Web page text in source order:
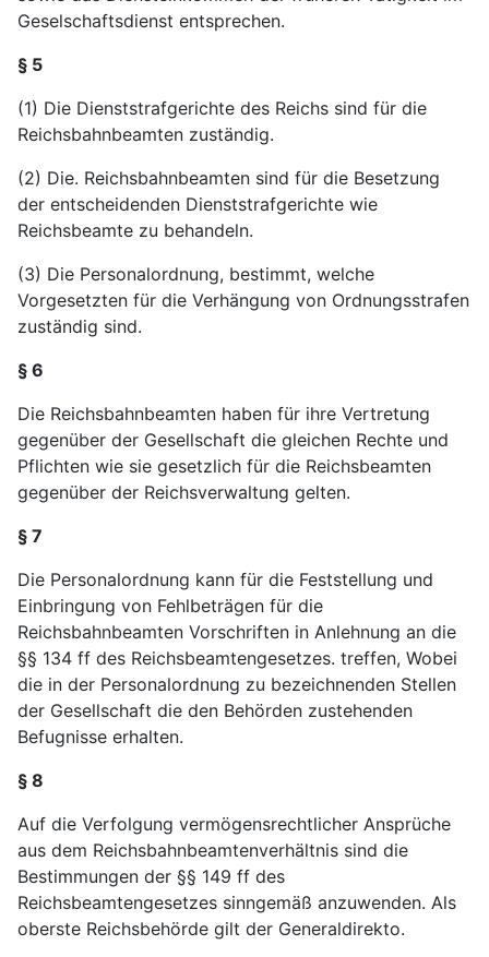
Geselschaftsdienst entsprechen.
§ 5
(1) Die Dienststrafgerichte des Reichs sind für die
Reichsbahnbeamten zuständig.
(2) Die. Reichsbahnbeamten sind für die Besetzung
der entscheidenden Dienststrafgerichte wie
Reichsbeamte zu behandeln.
(3) Die Personalordnung, bestimmt, welche
Vorgesetzten für die Verhängung von Ordnungsstrafen
zuständig sind.
§ 6
Die Reichsbahnbeamten haben für ihre Vertretung
gegenüber der Gesellschaft die gleichen Rechte und
Pflichten wie sie gesetzlich für die Reichsbeamten
gegenüber der Reichsverwaltung gelten.
§ 7
Die Personalordnung kann für die Feststellung und
Einbringung von Fehlbeträgen für die
Reichsbahnbeamten Vorschriften in Anlehnung an die
§§ 134 ff des Reichsbeamtengesetzes. treffen, Wobei
die in der Personalordnung zu bezeichnenden Stellen
der Gesellschaft die den Behörden zustehenden
Befugnisse erhalten.
§ 8
Auf die Verfolgung vermögensrechtlicher Ansprüche
aus dem Reichsbahnbeamtenverhältnis sind die
Bestimmungen der §§ 149 ff des
Reichsbeamtengesetzes sinngemäß anzuwenden. Als
oberste Reichsbehörde gilt der Generaldirekto.